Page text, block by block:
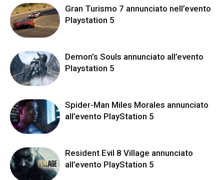
Gran Turismo 7 annunciato nell’evento
Playstation 5
Demon’s Souls annunciato all’evento
Playstation 5
Spider-Man Miles Morales annunciato
all’evento PlayStation 5
Resident Evil 8 Village annunciato
all’evento PlayStation 5